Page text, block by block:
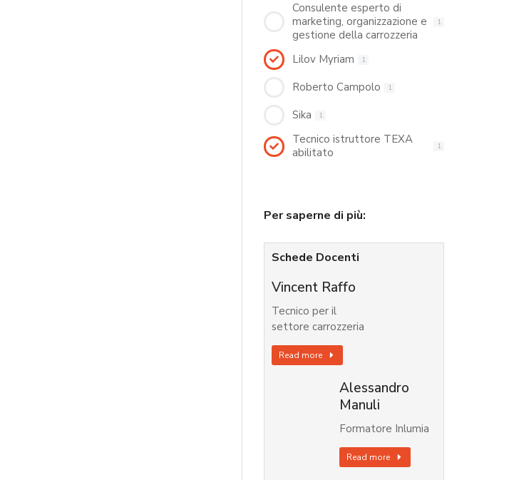
Consulente esperto di
marketing, organizzazione e
gestione della carrozzeria
1
Lilov Myriam 1
Roberto Campolo 1
Sika 1
Tecnico istruttore TEXA
abilitato
1
Per saperne di più:
Schede Docenti
Vincent Raffo
Tecnico per il
settore carrozzeria
Read more
Alessandro
Manuli
Formatore Inlumia
Read more